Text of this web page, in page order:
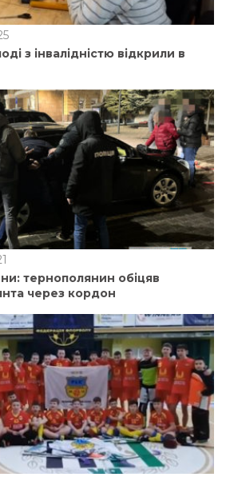
з інвалідністю відкрили в
тернополянин обіцяв
через кордон